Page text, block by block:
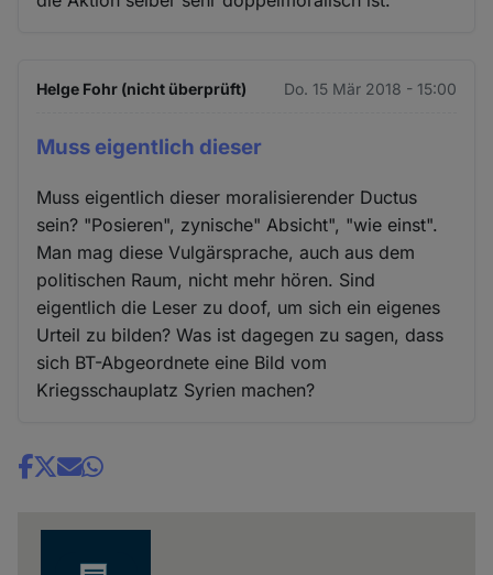
Helge Fohr (nicht überprüft) Do. 15 Mär 2018 - 15:00
Muss eigentlich dieser
Muss eigentlich dieser moralisierender Ductus
sein? "Posieren", zynische" Absicht", "wie einst".
Man mag diese Vulgärsprache, auch aus dem
politischen Raum, nicht mehr hören. Sind
eigentlich die Leser zu doof, um sich ein eigenes
Urteil zu bilden? Was ist dagegen zu sagen, dass
sich BT-Abgeordnete eine Bild vom
Kriegsschauplatz Syrien machen?
Share